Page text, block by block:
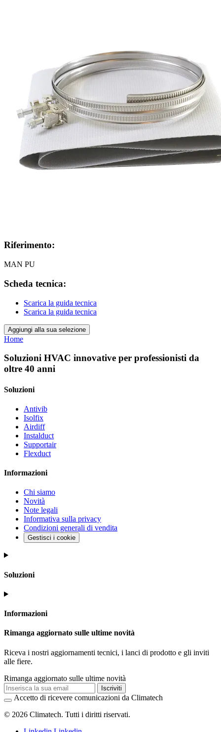
Riferimento:
MAN PU
Scheda tecnica:
Scarica la guida tecnica
Scarica la guida tecnica
Aggiungi alla sua selezione
Home
Soluzioni HVAC innovative per professionisti da
oltre 40 anni
Soluzioni
Antivib
Isolfix
Airdiff
Instalduct
Supportair
Flexduct
Informazioni
Chi siamo
Novità
Note legali
Informativa sulla privacy
Condizioni generali di vendita
Gestisci i cookie
Soluzioni
Informazioni
Rimanga aggiornato sulle ultime novità
Riceva i nostri aggiornamenti tecnici, i lanci di prodotto e gli inviti
alle fiere.
Rimanga aggiornato sulle ultime novità
Iscriviti
Accetto di ricevere comunicazioni da Climatech
© 2026 Climatech. Tutti i diritti riservati.